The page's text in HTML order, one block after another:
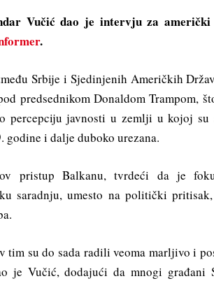
Vučić dao je intervju za američki
.
Srbije i Sjedinjenih Američkih
predsednikom Donaldom Trampom,
percepciju javnosti u zemlji u kojoj su
godine i dalje duboko urezana.
pristup Balkanu, tvrdeći da je
saradnju, umesto na politički
tim su do sada radili veoma marljivo i
je Vučić, dodajući da mnogi građani